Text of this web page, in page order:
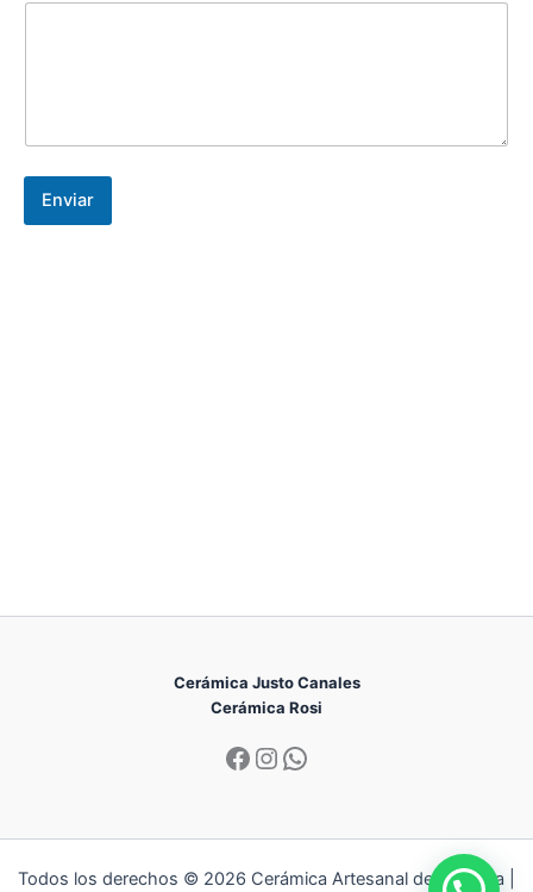
Enviar
Cerámica Justo Canales
Cerámica Rosi
Facebook
Instagram
WhatsApp
Todos los derechos © 2026 Cerámica Artesanal de Talavera |